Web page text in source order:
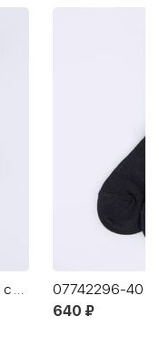
07042288-40 Детские термоноски с пухом коричневые
640 ₽